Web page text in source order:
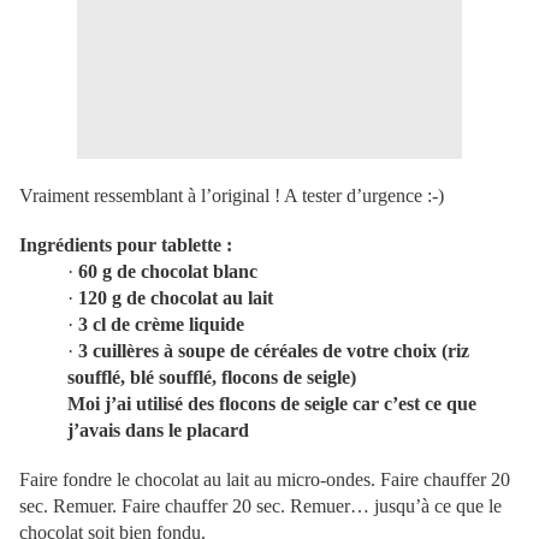
Vraiment ressemblant à l’original ! A tester d’urgence :-)
Ingrédients pour tablette :
· 60 g de chocolat blanc
· 120 g de chocolat au lait
· 3 cl de crème liquide
· 3 cuillères à soupe de céréales de votre choix (riz
soufflé, blé soufflé, flocons de seigle)
Moi j’ai utilisé des flocons de seigle car c’est ce que
j’avais dans le placard
Faire fondre le chocolat au lait au micro-ondes. Faire chauffer 20
sec. Remuer. Faire chauffer 20 sec. Remuer… jusqu’à ce que le
chocolat soit bien fondu.